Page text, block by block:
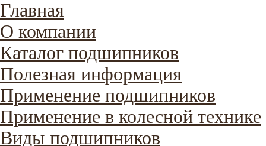
Главная
О компании
Каталог подшипников
Полезная информация
Применение подшипников
Применение в колесной технике
Виды подшипников